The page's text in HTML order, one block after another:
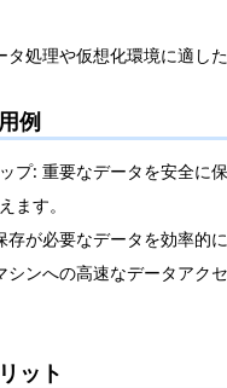
処理や仮想化環境に適した
例
プ: 重要なデータを安全に
ます。
が必要なデータを効率的に
シンへの高速なデータアク
ット